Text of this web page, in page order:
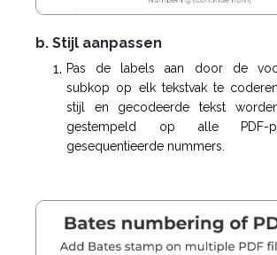
b. Stijl aanpassen
Pas de labels aan door de
subkop op elk tekstvak te
stijl en gecodeerde tekst
gestempeld op alle PDF-
gesequentieerde nummers.